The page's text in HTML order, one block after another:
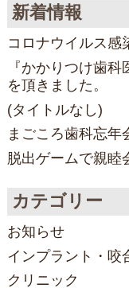
新着情報
コロナウイルス感
『かかりつけ歯
を頂きました。
(タイトルなし)
まごころ歯科忘年
脱出ゲームで親睦
カテゴリー
お知らせ
インプラント・咬
クリニック